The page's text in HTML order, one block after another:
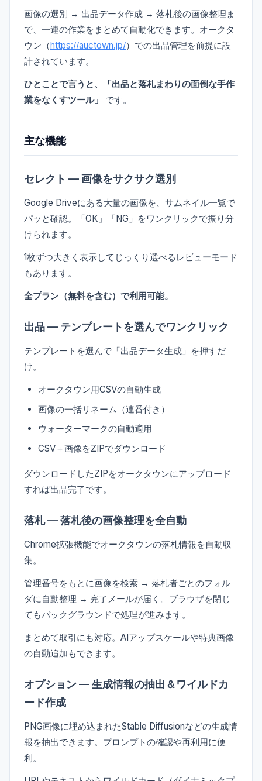
画像の選別 → 出品データ作成 → 落札後の画像整理ま
で、一連の作業をまとめて自動化できます。オークタ
ウン（ https://auctown.jp/）での出品管理を前提に設
計されています。
ひとことで言うと、「出品と落札まわりの面倒な手作
業をなくすツール」
です。
主な機能
セレクト — 画像をサクサク選別
Google Driveにある大量の画像を、サムネイル一覧で
パッと確認。「OK」「NG」をワンクリックで振り分
けられます。
1枚ずつ大きく表示してじっくり選べるレビューモード
もあります。
全プラン（無料を含む）で利用可能。
出品 — テンプレートを選んでワンクリック
テンプレートを選んで「出品データ生成」を押すだ
け。
オークタウン用CSVの自動生成
画像の一括リネーム（連番付き）
ウォーターマークの自動適用
CSV＋画像をZIPでダウンロード
ダウンロードしたZIPをオークタウンにアップロード
すれば出品完了です。
落札 — 落札後の画像整理を全自動
Chrome拡張機能でオークタウンの落札情報を自動収
集。
管理番号をもとに画像を検索 → 落札者ごとのフォル
ダに自動整理 → 完了メールが届く。ブラウザを閉じ
てもバックグラウンドで処理が進みます。
まとめて取引にも対応。AIアップスケールや特典画像
の自動追加もできます。
オプション — 生成情報の抽出＆ワイルドカ
ード作成
PNG画像に埋め込まれたStable Diffusionなどの生成情
報を抽出できます。プロンプトの確認や再利用に便
利。